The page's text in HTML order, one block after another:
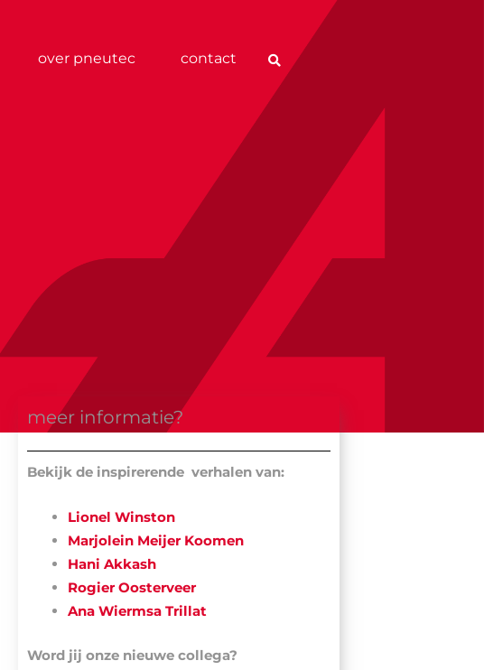
over pneutec contact
meer informatie?
Bekijk de inspirerende verhalen van:
Lionel Winston
Marjolein Meijer Koomen
Hani Akkash
Rogier Oosterveer
Ana Wiermsa Trillat
Word jij onze nieuwe collega?